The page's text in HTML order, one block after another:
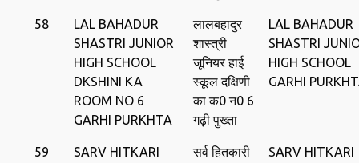
58
LAL BAHADUR
SHASTRI JUNIOR
HIGH SCHOOL
DKSHINI KA
ROOM NO 6
GARHI PURKHTA
लालबहादुर
शास्त्री
जूनियर हाई
स्कूल दक्षिणी
का क0 न0 6
गढ़ी पुख्ता
LAL BAHADUR
SHASTRI
HIGH SCHOOL
GARHI
59
SARV HITKARI
सर्व हितकारी
SARV HITKARI